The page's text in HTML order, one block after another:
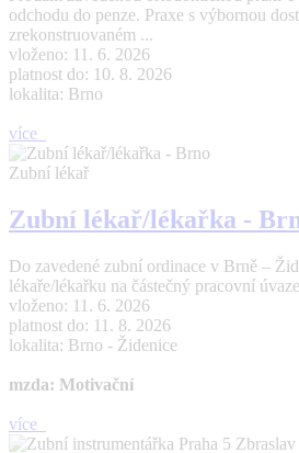
odchodu do penze. Praxe s výbornou
zrekonstruovaném ...
vloženo: 11. 6. 2026
platnost do: 10. 8. 2026
lokalita: Brno
více
Zubní lékař
Zubní lékař/lékařka -
Do zavedené zubní ordinace v Brně –
lékaře/lékařku na částečný pracovní
vloženo: 11. 6. 2026
platnost do: 11. 8. 2026
lokalita: Brno - Židenice
mzda: Motivační
více